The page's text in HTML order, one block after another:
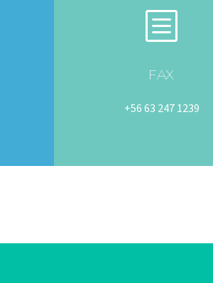
b
b
FAX
+56 63 247 1239